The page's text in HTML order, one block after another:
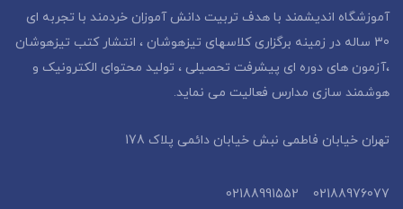
آموزشگاه اندیشمند با هدف تربیت دانش آموزان خردمند با تجربه ای
30 ساله در زمینه برگزاری کلاسهای تیزهوشان ، انتشار کتب تیزهوشان
،آزمون های دوره ای پیشرفت تحصیلی ، تولید محتوای الکترونیک و
هوشمند سازی مدارس فعالیت می نماید.
تهران خیابان فاطمی نبش خیابان دائمی پلاک 178
02188976077 02188991552